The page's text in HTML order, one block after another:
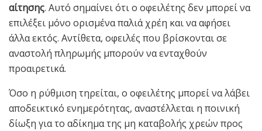
αίτησης. Αυτό σημαίνει ότι ο οφειλέτης δεν μπορεί να
επιλέξει μόνο ορισμένα παλιά χρέη και να αφήσει
άλλα εκτός. Αντίθετα, οφειλές που βρίσκονται σε
αναστολή πληρωμής μπορούν να ενταχθούν
προαιρετικά.
Όσο η ρύθμιση τηρείται, ο οφειλέτης μπορεί να λάβει
αποδεικτικό ενημερότητας, αναστέλλεται η ποινική
δίωξη για το αδίκημα της μη καταβολής χρεών προς